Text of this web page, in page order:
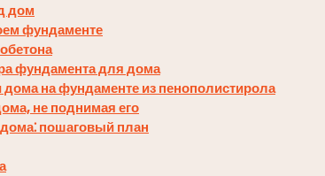
дом
фундаменте
фундамента для дома
дома на фундаменте из пенополистирола
не поднимая его
пошаговый план